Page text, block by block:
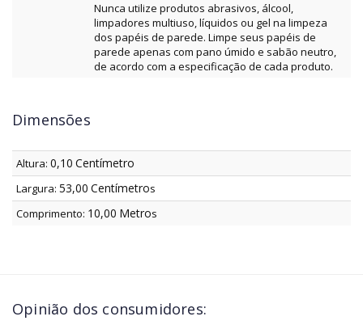
Nunca utilize produtos abrasivos, álcool,
limpadores multiuso, líquidos ou gel na limpeza
dos papéis de parede. Limpe seus papéis de
parede apenas com pano úmido e sabão neutro,
de acordo com a especificação de cada produto.
Dimensões
Altura: 0,10 Centímetro
Largura: 53,00 Centímetros
Comprimento: 10,00 Metros
Opinião dos consumidores: